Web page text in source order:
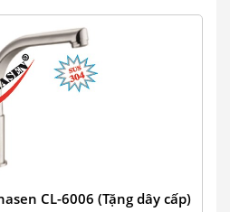
CL-6006 (Tặng dây cấp)